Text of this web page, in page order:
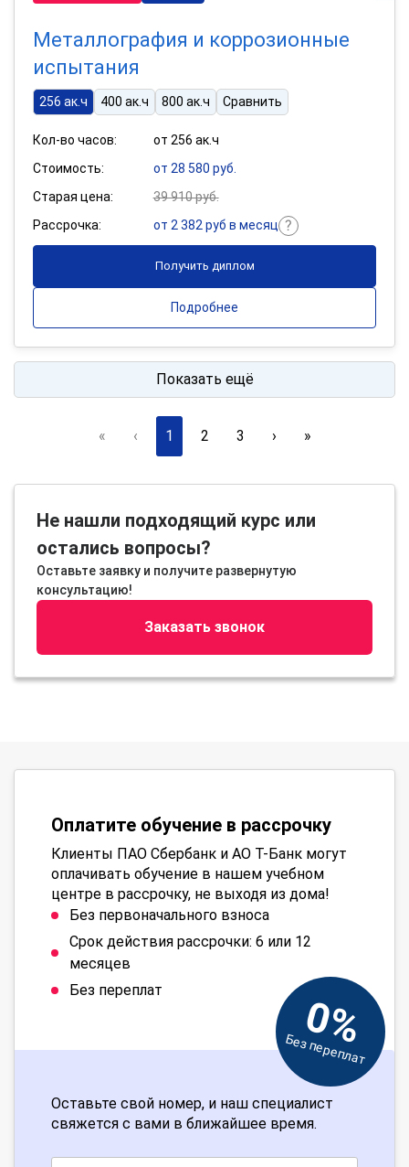
Металлография и коррозионные
испытания
256 ак.ч 400 ак.ч 800 ак.ч Сравнить
Кол-во часов:
от 256 ак.ч
Стоимость:
от 28 580 руб.
Старая цена:
39 910 руб.
Рассрочка:
от 2 382 руб в месяц
Получить диплом
Подробнее
Показать ещё
« ‹ 1 2 3 › »
Не нашли подходящий курс или
остались вопросы?
Оставьте заявку и получите развернутую
консультацию!
Заказать звонок
Оплатите обучение в рассрочку
Клиенты ПАО Сбербанк и АО Т-Банк могут
оплачивать обучение в нашем учебном
центре в рассрочку, не выходя из дома!
Без первоначального взноса
Срок действия рассрочки: 6 или 12
месяцев
Без переплат
0%
Без переплат
Оставьте свой номер, и наш специалист
свяжется с вами в ближайшее время.